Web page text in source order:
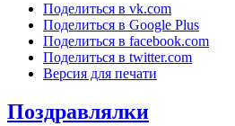
Поделиться в vk.com
Поделиться в Google Plus
Поделиться в facebook.com
Поделиться в twitter.com
Версия для печати
Поздравлялки